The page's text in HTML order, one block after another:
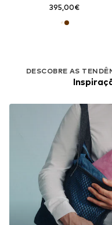
395,00€
DESCOBRE AS